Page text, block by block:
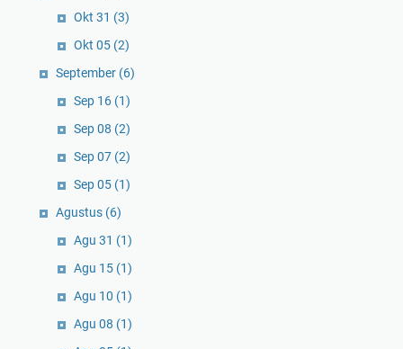
Okt 31 (3)
Okt 05 (2)
September (6)
Sep 16 (1)
Sep 08 (2)
Sep 07 (2)
Sep 05 (1)
Agustus (6)
Agu 31 (1)
Agu 15 (1)
Agu 10 (1)
Agu 08 (1)